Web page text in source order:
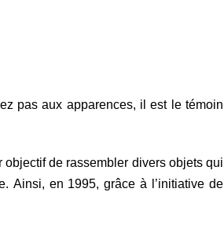
pas aux apparences, il est le témoin
objectif de rassembler divers objets qui
Ainsi, en 1995, grâce à l’initiative de